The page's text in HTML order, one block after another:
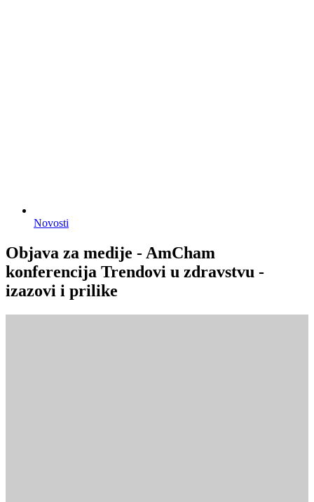
Novosti
Objava za medije - AmCham
konferencija Trendovi u zdravstvu -
izazovi i prilike